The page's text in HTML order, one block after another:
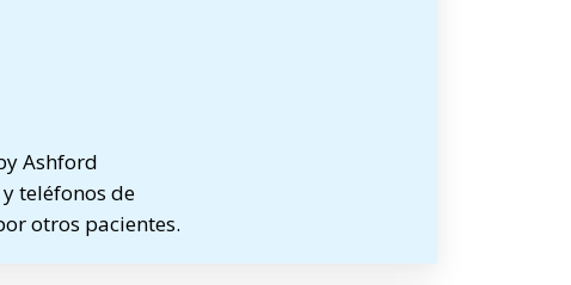
Ashford
teléfonos de
otros pacientes.